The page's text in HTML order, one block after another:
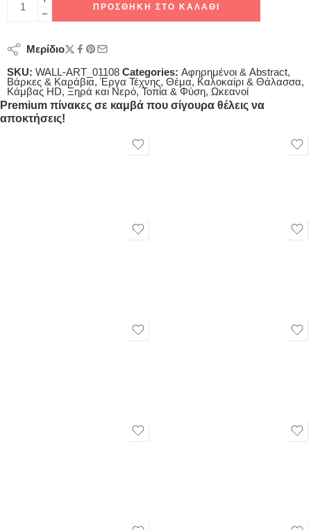
ΠΡΟΣΘΉΚΗ ΣΤΟ ΚΑΛΆΘΙ
Μερίδιο
SKU: WALL-ART_01108 Categories: Αφηρημένοι & Abstract,
Βάρκες & Καράβια, Έργα Τέχνης, Θέμα, Καλοκαίρι & Θάλασσα,
Κάμβας HD, Ξηρά και Νερό, Τοπία & Φύση, Ωκεανοί
Premium πίνακες σε καμβά που σίγουρα θέλεις να
αποκτήσεις!